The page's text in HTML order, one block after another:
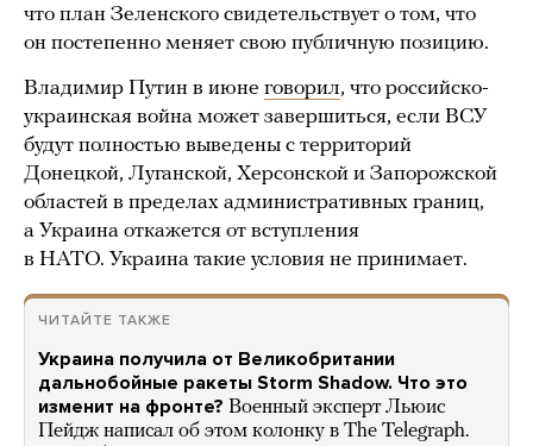
что план Зеленского свидетельствует о том, что
он постепенно меняет свою публичную позицию.
Владимир Путин в июне говорил, что российско-
украинская война может завершиться, если ВСУ
будут полностью выведены с территорий
Донецкой, Луганской, Херсонской и Запорожской
областей в пределах административных границ,
а Украина откажется от вступления
в НАТО. Украина такие условия не принимает.
ЧИТАЙТЕ ТАКЖЕ
Украина получила от Великобритании
дальнобойные ракеты Storm Shadow. Что это
изменит на фронте? Военный эксперт Льюис
Пейдж написал об этом колонку в The Telegraph.